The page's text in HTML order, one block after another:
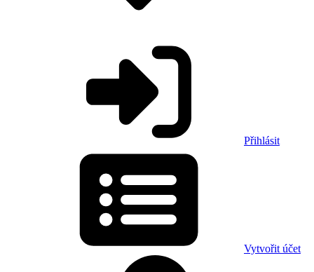
Přihlásit
Vytvořit účet